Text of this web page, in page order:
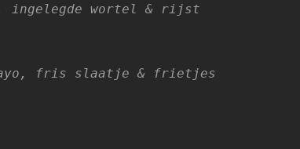
ingelegde wortel & rijst
fris slaatje & frietjes